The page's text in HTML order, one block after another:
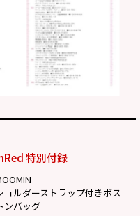
特別付録
ョルダーストラップ付きボス
ンバッグ